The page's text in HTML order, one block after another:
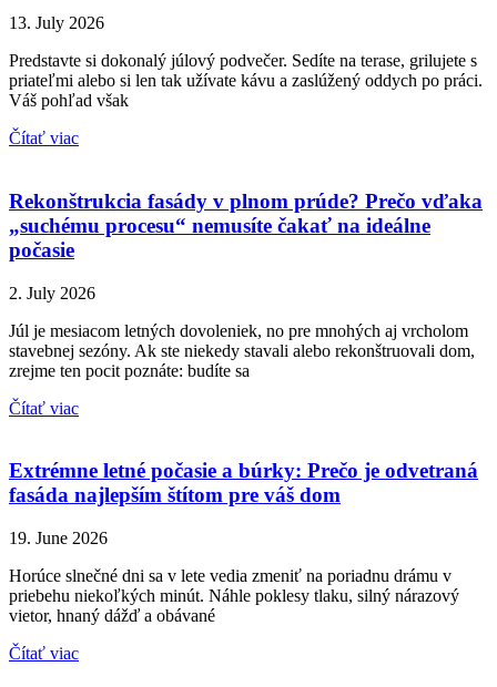
13. July 2026
Predstavte si dokonalý júlový podvečer. Sedíte na terase, grilujete s
priateľmi alebo si len tak užívate kávu a zaslúžený oddych po práci.
Váš pohľad však
Čítať viac
Rekonštrukcia fasády v plnom prúde? Prečo vďaka
„suchému procesu“ nemusíte čakať na ideálne
počasie
2. July 2026
Júl je mesiacom letných dovoleniek, no pre mnohých aj vrcholom
stavebnej sezóny. Ak ste niekedy stavali alebo rekonštruovali dom,
zrejme ten pocit poznáte: budíte sa
Čítať viac
Extrémne letné počasie a búrky: Prečo je odvetraná
fasáda najlepším štítom pre váš dom
19. June 2026
Horúce slnečné dni sa v lete vedia zmeniť na poriadnu drámu v
priebehu niekoľkých minút. Náhle poklesy tlaku, silný nárazový
vietor, hnaný dážď a obávané
Čítať viac